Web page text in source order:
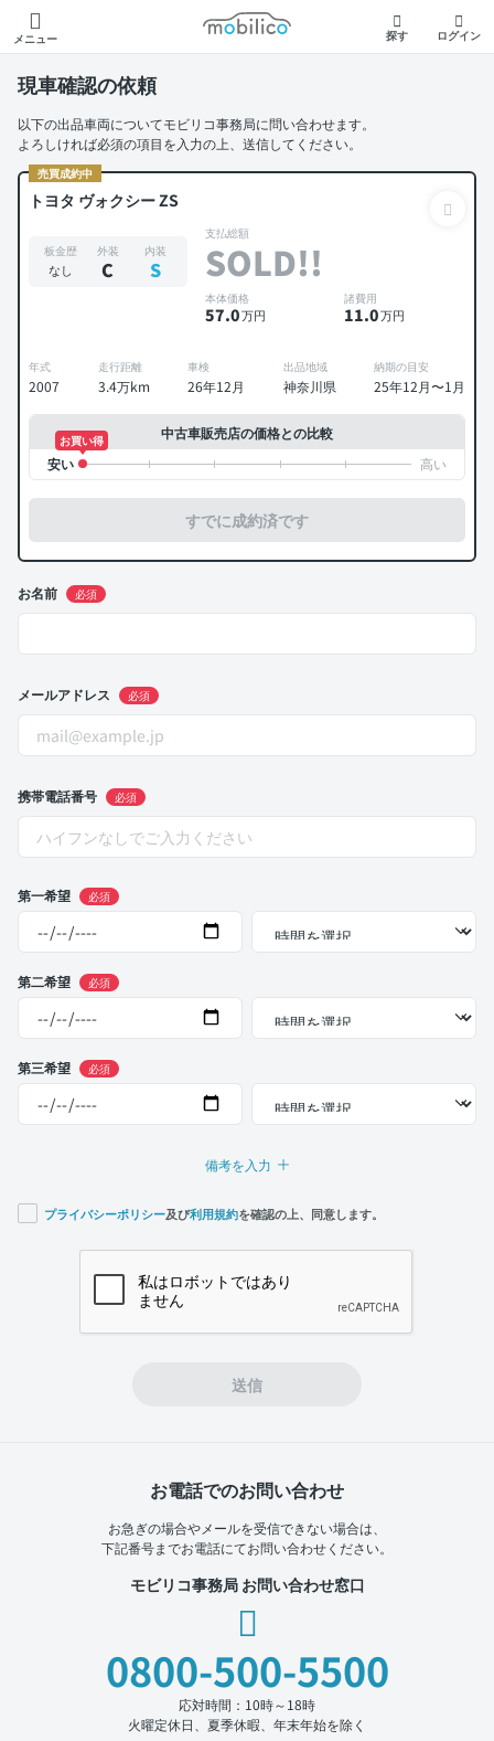
メニュー
モビリコ
探す ログイン
現車確認の依頼
以下の出品車両についてモビリコ事務局に問い合わせます。
よろしければ必須の項目を入力の上、送信してください。
売買成約中
トヨタ ヴォクシー ZS
板金歴
なし
外装
C
内装
S
支払総額
SOLD!!
本体価格
57.0万円
諸費用
11.0万円
年式
2007
走行距離
3.4万km
車検
26年12月
出品地域
神奈川県
納期の目安
25年12月〜1月
中古車販売店の価格との比較
お買い得
すでに成約済です
お名前 必須
メールアドレス 必須
携帯電話番号 必須
第一希望 必須
第二希望 必須
第三希望 必須
備考を入力
プライバシーポリシー及び利用規約を確認の上、同意します。
送信
お電話でのお問い合わせ
お急ぎの場合やメールを受信できない場合は、
下記番号までお電話にてお問い合わせください。
モビリコ事務局 お問い合わせ窓口
0800-500-5500
応対時間：10時～18時
火曜定休日、夏季休暇、年末年始を除く